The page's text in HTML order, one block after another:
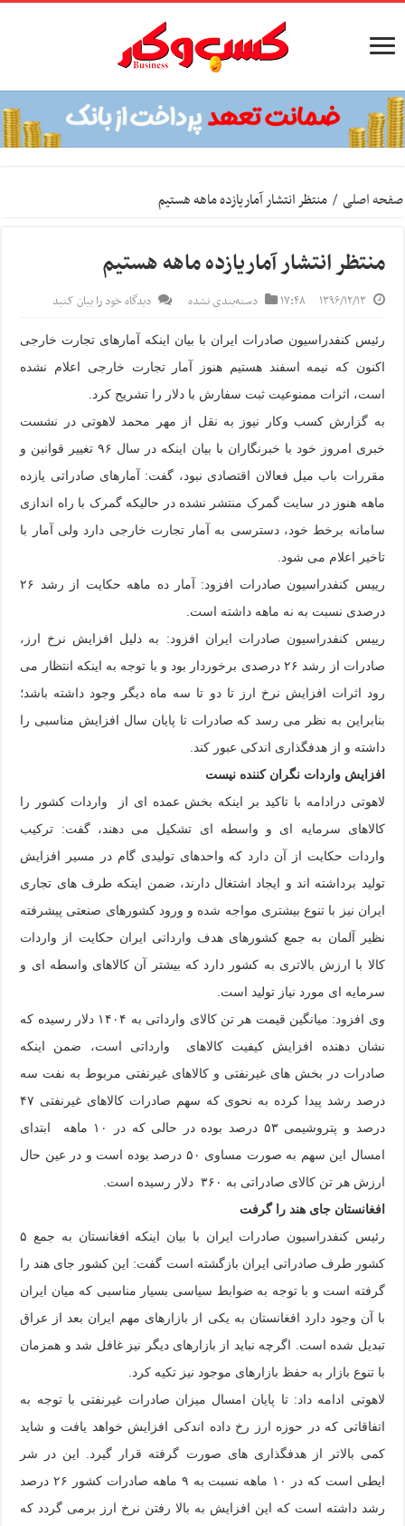
صفحه اصلی / منتظر انتشار آماریازده ماهه هستیم
منتظر انتشار آماریازده ماهه هستیم
۱۳۹۶/۱۲/۱۳ ۱۷:۴۸ دسته‌بندی نشده دیدگاه خود را بیان کنید
رئیس کنفدراسیون صادرات ایران با بیان اینکه آمارهای تجارت خارجی
اکنون که نیمه اسفند هستیم هنوز آمار تجارت خارجی اعلام نشده
است، اثرات ممنوعیت ثبت سفارش با دلار را تشریح کرد.
به گزارش کسب وکار نیوز به نقل از مهر محمد لاهوتی در نشست
خبری امروز خود با خبرنگاران با بیان اینکه در سال ٩۶ تغییر قوانین و
مقررات باب میل فعالان اقتصادی نبود، گفت: آمارهای صادراتی یازده
ماهه هنوز در سایت گمرک منتشر نشده در حالیکه گمرک با راه اندازی
سامانه برخط خود، دسترسی به آمار تجارت خارجی دارد ولی آمار با
تاخیر اعلام می شود.
رییس کنفدراسیون صادرات افزود: آمار ده ماهه حکایت از رشد ٢۶
درصدی نسبت به نه ماهه داشته است.
رییس کنفدراسیون صادرات ایران افزود: به دلیل افزایش نرخ ارز،
صادرات از رشد ٢۶ درصدی برخوردار بود و با توجه به اینکه انتظار می
رود اثرات افزایش نرخ ارز تا دو تا سه ماه دیگر وجود داشته باشد؛
بنابراین به نظر می رسد که صادرات تا پایان سال افزایش مناسبی را
داشته و از هدفگذاری اندکی عبور کند.
افزایش واردات نگران کننده نیست
لاهوتی درادامه با تاکید بر اینکه بخش عمده ای از واردات کشور را
کالاهای سرمایه ای و واسطه ای تشکیل می دهند، گفت: ترکیب
واردات حکایت از آن دارد که واحدهای تولیدی گام در مسیر افزایش
تولید برداشته اند و ایجاد اشتغال دارند، ضمن اینکه طرف های تجاری
ایران نیز با تنوع بیشتری مواجه شده و ورود کشورهای صنعتی پیشرفته
نظیر آلمان به جمع کشورهای هدف وارداتی ایران حکایت از واردات
کالا با ارزش بالاتری به کشور دارد که بیشتر آن کالاهای واسطه ای و
سرمایه ای مورد نیاز تولید است.
وی افزود: میانگین قیمت هر تن کالای وارداتی به ۱۴۰۴ دلار رسیده که
نشان دهنده افزایش کیفیت کالاهای وارداتی است، ضمن اینکه
صادرات در بخش های غیرنفتی و کالاهای غیرنفتی مربوط به نفت سه
درصد رشد پیدا کرده به نحوی که سهم صادرات کالاهای غیرنفتی ۴۷
درصد و پتروشیمی ۵۳ درصد بوده در حالی که در ۱۰ ماهه ابتدای
امسال این سهم به صورت مساوی ۵۰ درصد بوده است و در عین حال
ارزش هر تن کالای صادراتی به ۳۶۰ دلار رسیده است.
افغانستان جای هند را گرفت
رئیس کنفدراسیون صادرات ایران با بیان اینکه افغانستان به جمع ۵
کشور طرف صادراتی ایران بازگشته است گفت: این کشور جای هند را
گرفته است و با توجه به ضوابط سیاسی بسیار مناسبی که میان ایران
با آن وجود دارد افغانستان به یکی از بازارهای مهم ایران بعد از عراق
تبدیل شده است. اگرچه نباید از بازارهای دیگر نیز غافل شد و همزمان
با تنوع بازار به حفظ بازارهای موجود نیز تکیه کرد.
لاهوتی ادامه داد: تا پایان امسال میزان صادرات غیرنفتی با توجه به
اتفاقاتی که در حوزه ارز رخ داده اندکی افزایش خواهد یافت و شاید
کمی بالاتر از هدفگذاری های صورت گرفته قرار گیرد. این در شر
ایطی است که در ۱۰ ماهه نسبت به ۹ ماهه صادرات کشور ۲۶ درصد
رشد داشته است که این افزایش به بالا رفتن نرخ ارز برمی گردد که